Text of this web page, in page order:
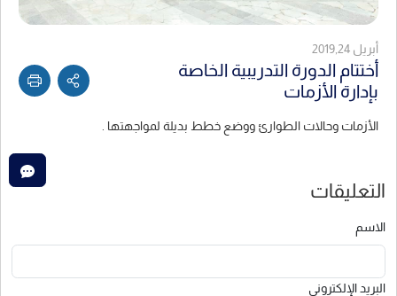
أبريل 2019,24
أختتام الدورة التدريبية الخاصة
بإدارة الأزمات
الأزمات وحالات الطوارئ ووضع خطط بديلة لمواجهتها .
التعليقات
الاسم
البريد الإلكتروني